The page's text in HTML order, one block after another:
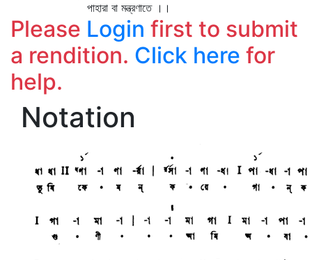
পাহারা বা মন্ত্রণাতে ।।
Please Login first to submit
a rendition. Click here for
help.
Notation